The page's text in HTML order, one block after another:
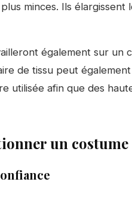
minces. Ils
également sur un
de tissu peut
utilisée afin que des
un